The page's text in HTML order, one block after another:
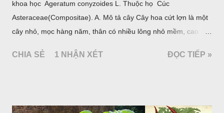
khoa học Ageratum conyzoides L. Thuộc họ Cúc
Asteraceae(Compositae). A. Mô tả cây Cây hoa cứt lợn là một
cây nhỏ, mọc hàng năm, thân có nhiều lông nhỏ mềm, cao
đối hình trứng hay 3 cạnh, dài 2-6cm, rộng 1-3cm, mép có
CHIA SẺ 1 NHẬN XÉT ĐỌC TIẾP »